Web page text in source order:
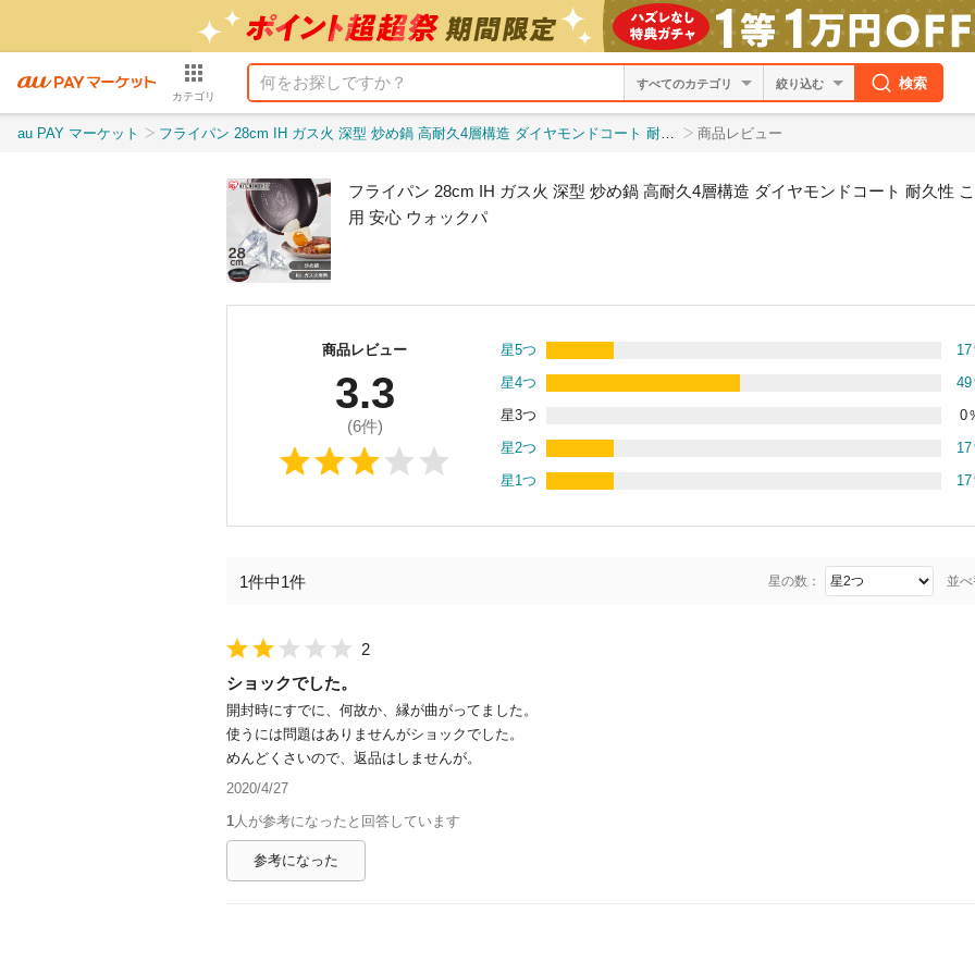
カテゴリ
絞り込む 検索
au PAY マーケット フライパン 28cm IH ガス火 深型 炒め鍋 高耐久4層構造 ダイヤモンドコート 耐久性 こびりつきにくい PFOA PFOS 不使用 安心 ウォックパ 商品レビュー
フライパン 28cm IH ガス火 深型 炒め鍋 高耐久4層構造 ダイヤモンドコート 耐久性
用 安心 ウォックパ
商品レビュー
3.3
(6件)
星5つ 17
星4つ
49
星3つ
0
星2つ
17
星1つ
17
1件中1件 星の数： 並
2
ショックでした。
開封時にすでに、何故か、縁が曲がってました。
使うには問題はありませんがショックでした。
めんどくさいので、返品はしませんが。
2020/4/27
1人が参考になったと回答しています
参考になった